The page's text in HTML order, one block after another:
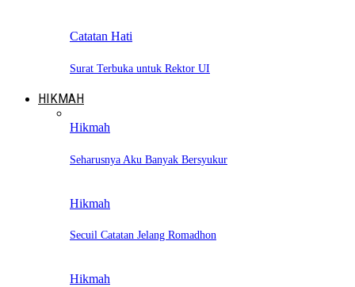
Catatan Hati
Surat Terbuka untuk Rektor UI
HIKMAH
Hikmah
Seharusnya Aku Banyak Bersyukur
Hikmah
Secuil Catatan Jelang Romadhon
Hikmah